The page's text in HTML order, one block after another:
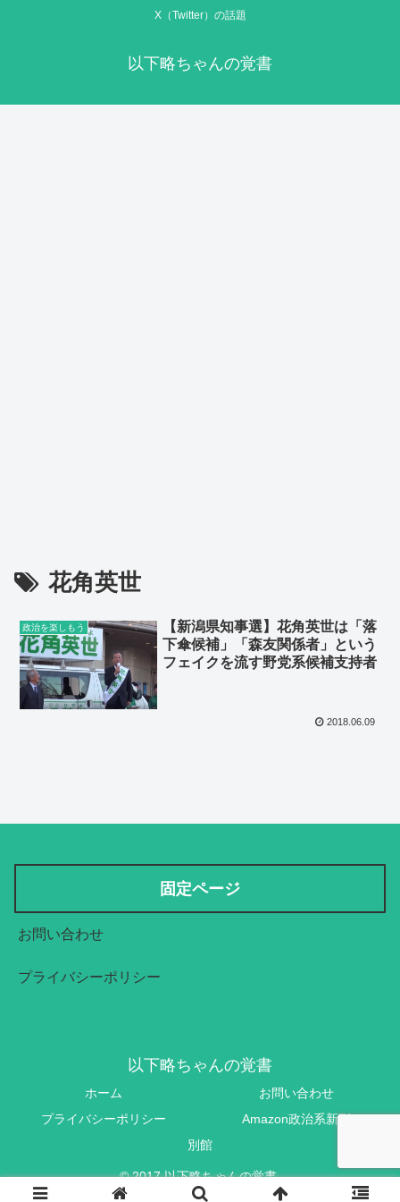
X（Twitter）の話題
以下略ちゃんの覚書
花角英世
政治を楽しもう
【新潟県知事選】花角英世は「落
下傘候補」「森友関係者」という
フェイクを流す野党系候補支持者
2018.06.09
固定ページ
お問い合わせ
プライバシーポリシー
以下略ちゃんの覚書
ホーム
お問い合わせ
プライバシーポリシー
Amazon政治系新刊
別館
© 2017 以下略ちゃんの覚書.